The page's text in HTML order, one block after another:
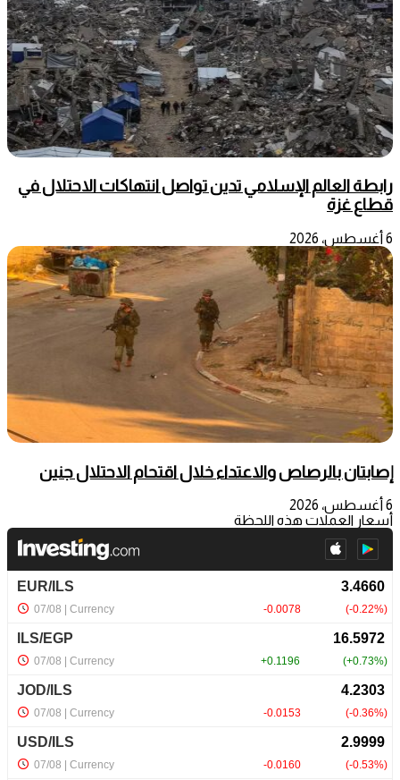
رابطة العالم الإسلامي تدين تواصل انتهاكات الاحتلال في
قطاع غزة
6 أغسطس، 2026
إصابتان بالرصاص والاعتداء خلال اقتحام الاحتلال جنين
6 أغسطس، 2026
أسعار العملات هذه اللحظة